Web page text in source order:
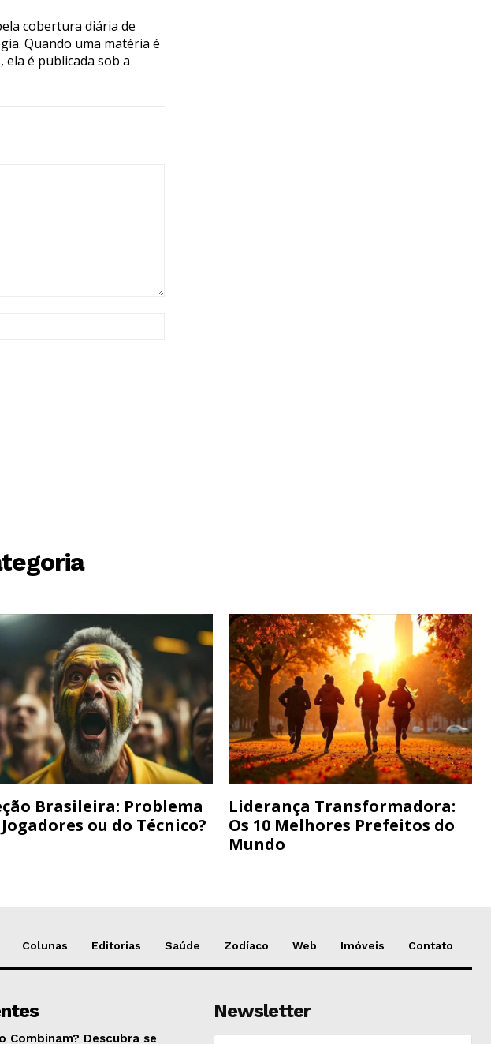
cobertura diária de
Quando uma matéria é
é publicada sob a
Brasileira: Problema
ou do Técnico?
Liderança Transformadora:
Os 10 Melhores Prefeitos do
Mundo
Colunas Editorias Saúde Zodíaco Web Imóveis Contato
Combinam? Descubra se
Newsletter